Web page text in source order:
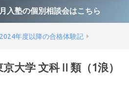
入塾の個別相談会はこちら
2024年度以降の合格体験記
京大学 文科Ⅱ類（1浪）